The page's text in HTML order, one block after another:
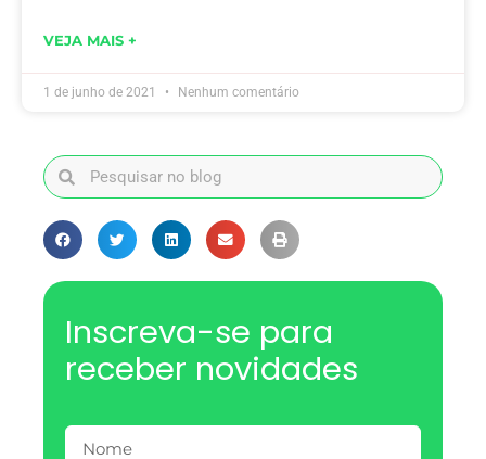
VEJA MAIS +
1 de junho de 2021 Nenhum comentário
Inscreva-se para
receber novidades